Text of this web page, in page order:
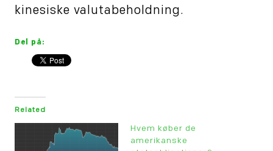
kinesiske valutabeholdning.
Del på:
Related
Hvem køber de
amerikanske